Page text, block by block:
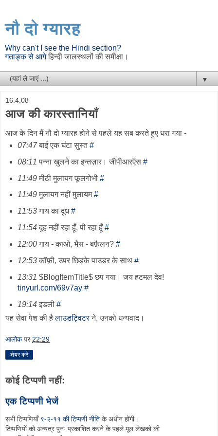
नौ दो ग्यारह
Why can't I see the Hindi section?
गताङ्क से आगेहिन्दी जालस्थलों की समीक्षा।
▼
16.4.08
आज की कारस्तानियाँ
आज के दिन मैं नौ दो ग्यारह होने से पहले यह सब करते हुए धरा गया -
07:47बाई एक घंटा सुस्त#
08:11 पन्ना खुलने का इन्तज़ार। जीपीआरऍस #
11:49मीठी मुलायग फूलगोभी #
11:49मुलायग नहीं मुलायम#
11:53गाय का दूध#
11:54दुह नहीं रहा हूँ, पी रहा हूँ#
12:00गाय - काओ, भैस - बफ़ैलन? #
12:53कॉफ़ी, उपर छिड़के पाउडर के साथ #
13:31 $BlogItemTitle$ छप गया। जय हटमल देव!
tinyurl.com/69v7ay #
19:14इडली #
यह सेवा पेश की हैलाउडट्विटरने, उनको धन्यवाद।
आलोक पर 22:29
शेयर करें
कोई टिप्पणी नहीं:
एक टिप्पणी भेजें
सभी टिप्पणियाँ ९-२-११ की टिप्पणी नीति के अधीन होंगी।
टिप्पणियों को अन्यत्र पुनः प्रकाशित करने के पहले मूल लेखकों की